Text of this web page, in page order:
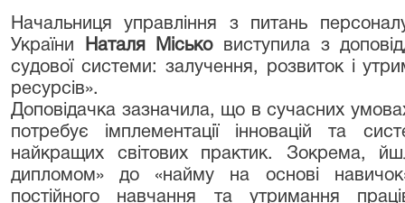
Начальниця управління з питань
України
Наталя Місько виступила з
судової системи: залучення, розвиток і
ресурсів».
Доповідачка зазначила, що в сучасних
потребує імплементації інновацій та
найкращих світових практик. Зокрема,
дипломом» до «найму на основі
постійного навчання та утримання